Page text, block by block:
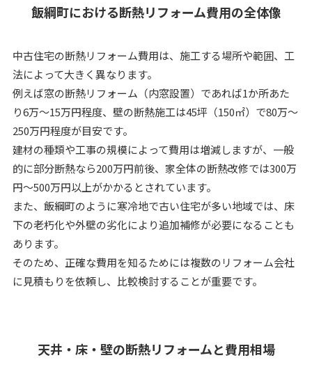
飯綱町における断熱リフォーム費用の全体像
中古住宅の断熱リフォーム費用は、施工する場所や範囲、工
法によって大きく異なります。
例えば窓の断熱リフォーム（内窓設置）であれば1か所あた
り6万～15万円程度、壁の断熱施工は45坪（150㎡）で80万～
250万円程度が目安です。
建材の種類や工事の規模によって費用は増減しますが、一般
的に部分断熱なら200万円前後、家全体の断熱改修では300万
円～500万円以上がかかるとされています。
また、飯綱町のように寒冷地で古い住宅が多い地域では、床
下の老朽化や外壁の劣化により追加補修が必要になることも
あります。
そのため、正確な費用を知るためには複数のリフォーム会社
に見積もりを依頼し、比較検討することが重要です。
天井・床・壁の断熱リフォームと費用相場